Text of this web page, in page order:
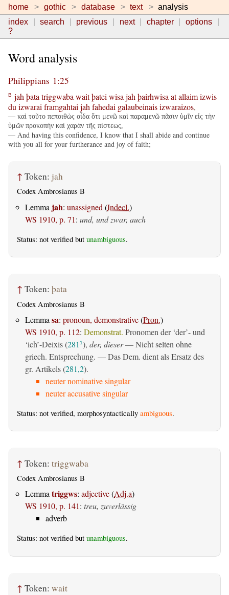
home gothic database text
analysis
index
search previous next chapter
options
?
Word analysis
Philippians 1:25
B jah þata triggwaba waitþatei wisa jah þairhwisa atallaimizwis
du izwarai framgahtai jah fahedai galaubeinaisizwaraizos,
— καὶ τοῦτο πεποιθὼς οἶδα ὅτι μενῶ καὶ παραμενῶ πᾶσιν ὑμῖν εἰς τὴν
ὑμῶν προκοπὴν καὶ χαρὰν τῆς πίστεως,
— And having this confidence, I know that I shall abide and continue
with you all for your furtherance and joy of faith;
↑ Token: jah
Codex Ambrosianus B
Lemma jah: unassigned (Indecl.)
WS 1910, p. 71: und, und zwar, auch
Status: not verified but unambiguous.
↑ Token: þata
Codex Ambrosianus B
Lemma sa: pronoun, demonstrative(Pron.)
WS 1910, p. 112: Demonstrat. Pronomen der ‘der’- und
‘ich’-Deixis (281 1), der, dieser— Nicht selten ohne
griech. Entsprechung. — Das Dem. dient als Ersatz des
gr. Artikels (281,2).
neuter nominative singular
neuter accusative singular
Status: not verified, morphosyntactically ambiguous.
↑ Token: triggwaba
Codex Ambrosianus B
Lemmatriggws: adjective(Adj.a)
WS 1910, p. 141: treu, zuverlässig
adverb
Status: not verified but unambiguous.
↑ Token: wait